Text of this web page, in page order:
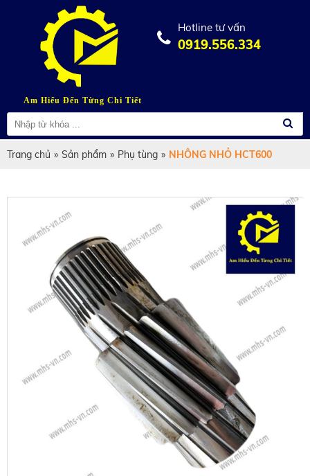
Am Hiểu Đến Từng Chi Tiết
Hotline tư vấn
0919.556.334
Trang chủ » Sản phẩm » Phụ tùng » NHÔNG NHỎ HCT600